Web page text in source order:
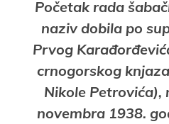
Početak rada
naziv dobila po
Prvog
crnogorskog
Nikole Petrovića),
novembra 1938.